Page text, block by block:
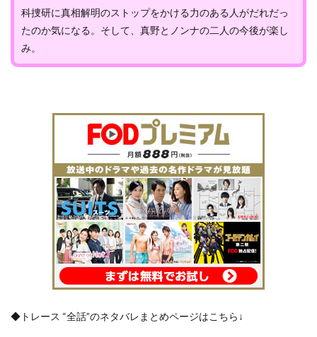
科捜研に真相解明のストップをかける力のある人がだれだっ
たのか気になる。そして、真野とノンナの二人の今後が楽し
み。
◆トレース “全話”のネタバレまとめページはこちら↓